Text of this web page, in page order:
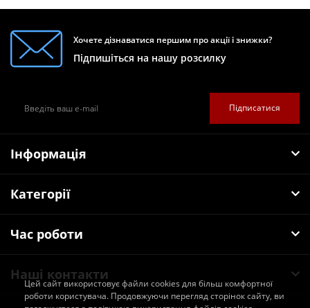
Хочете дізнаватися першим про акції і знижки?
Підпишіться на нашу розсилку
Підписатися
Інформація
Категорії
Час роботи
Наші контакти
Цей сайт використовує файли cookies для більш комфортної
роботи користувача. Продовжуючи перегляд сторінок сайту, ви